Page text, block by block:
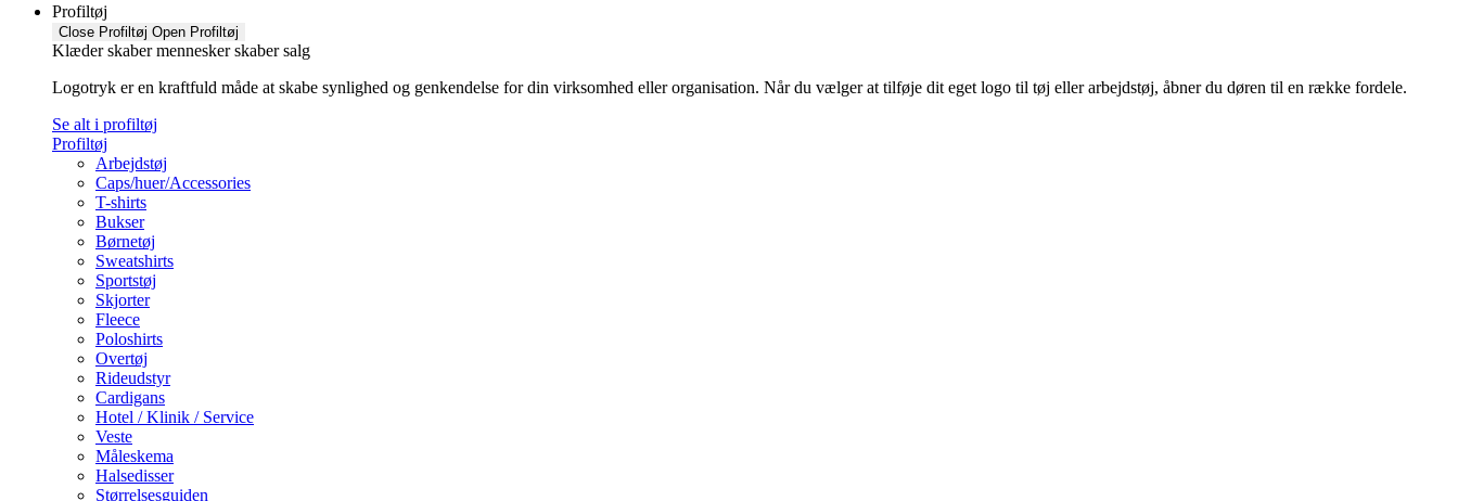
Profiltøj
Close Profiltøj Open Profiltøj
Klæder skaber mennesker skaber salg
Logotryk er en kraftfuld måde at skabe synlighed og genkendelse for din virksomhed eller organisation. Når du vælger at tilføje dit eget logo til tøj eller arbejdstøj, åbner du døren til en række fordele.
Se alt i profiltøj
Profiltøj
Arbejdstøj
Caps/huer/Accessories
T-shirts
Bukser
Børnetøj
Sweatshirts
Sportstøj
Skjorter
Fleece
Poloshirts
Overtøj
Rideudstyr
Cardigans
Hotel / Klinik / Service
Veste
Måleskema
Halsedisser
Størrelsesguiden